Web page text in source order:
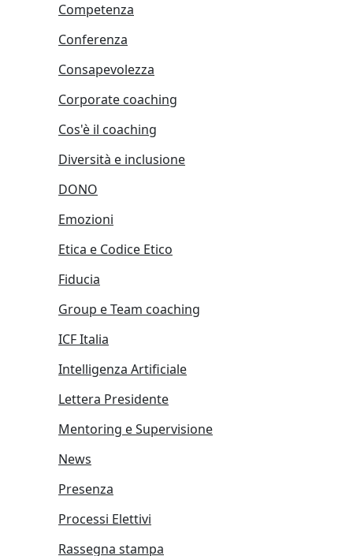
Competenza
Conferenza
Consapevolezza
Corporate coaching
Cos'è il coaching
Diversità e inclusione
DONO
Emozioni
Etica e Codice Etico
Fiducia
Group e Team coaching
ICF Italia
Intelligenza Artificiale
Lettera Presidente
Mentoring e Supervisione
News
Presenza
Processi Elettivi
Rassegna stampa